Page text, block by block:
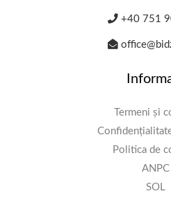
+40 751
Termeni și
Politica de
ANPC
SOL